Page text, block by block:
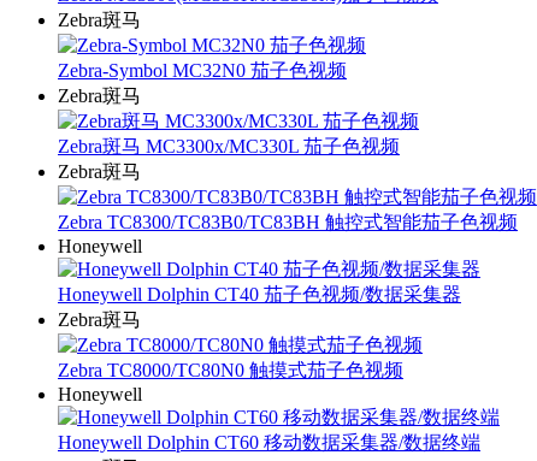
Zebra斑马
Zebra-Symbol MC32N0 茄子色视频
Zebra斑马
Zebra斑马 MC3300x/MC330L 茄子色视频
Zebra斑马
Zebra TC8300/TC83B0/TC83BH 触控式智能茄子色视频
Honeywell
Honeywell Dolphin CT40 茄子色视频/数据采集器
Zebra斑马
Zebra TC8000/TC80N0 触摸式茄子色视频
Honeywell
Honeywell Dolphin CT60 移动数据采集器/数据终端